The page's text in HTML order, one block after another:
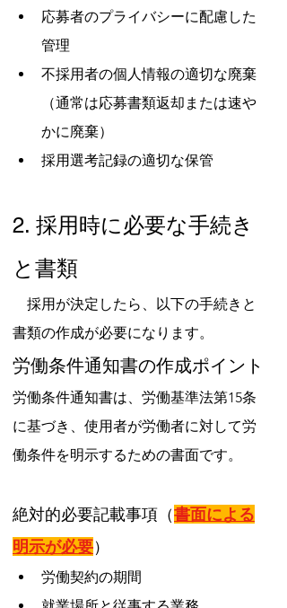
応募者のプライバシーに配慮した
管理
不採用者の個人情報の適切な廃棄
（通常は応募書類返却または速や
かに廃棄）
採用選考記録の適切な保管
2. 採用時に必要な手続き
と書類
採用が決定したら、以下の手続きと
書類の作成が必要になります。
労働条件通知書の作成ポイント
労働条件通知書は、労働基準法第15条
に基づき、使用者が労働者に対して労
働条件を明示するための書面です。
絶対的必要記載事項（書面による
明示が必要）
労働契約の期間